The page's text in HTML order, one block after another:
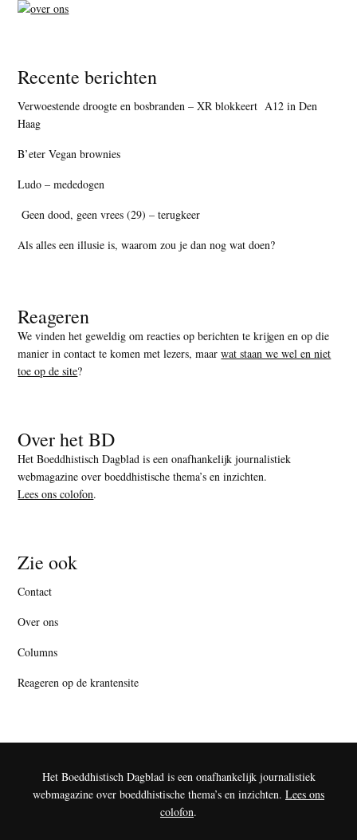
Recente berichten
Verwoestende droogte en bosbranden – XR blokkeert A12 in Den
Haag
B’eter Vegan brownies
Ludo – mededogen
Geen dood, geen vrees (29) – terugkeer
Als alles een illusie is, waarom zou je dan nog wat doen?
Reageren
We vinden het geweldig om reacties op berichten te krijgen en op die
manier in contact te komen met lezers, maarwat staan we wel en niet
toe op de site?
Over het BD
Het Boeddhistisch Dagblad is een onafhankelijk journalistiek
webmagazine over boeddhistische thema’s en inzichten.
Lees ons colofon.
Zie ook
Contact
Over ons
Columns
Reageren op de krantensite
Het Boeddhistisch Dagblad is een onafhankelijk journalistiek
webmagazine over boeddhistische thema’s en inzichten. Lees ons
colofon.